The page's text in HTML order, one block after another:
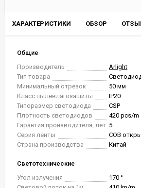
ХАРАКТЕРИСТИКИ ОБЗОР
Общие
Производитель
Arlight
Тип товара
Минимальный отрезок
50 мм
Класс пылевлагозащиты
IP20
Типоразмер светодиода
CSP
Плотность светодиодов
420 pcs/m
Гарантия производителя, лет 5
Серия ленты
COB
Страна производства
Китай
Светотехнические
Угол излучения
170 °